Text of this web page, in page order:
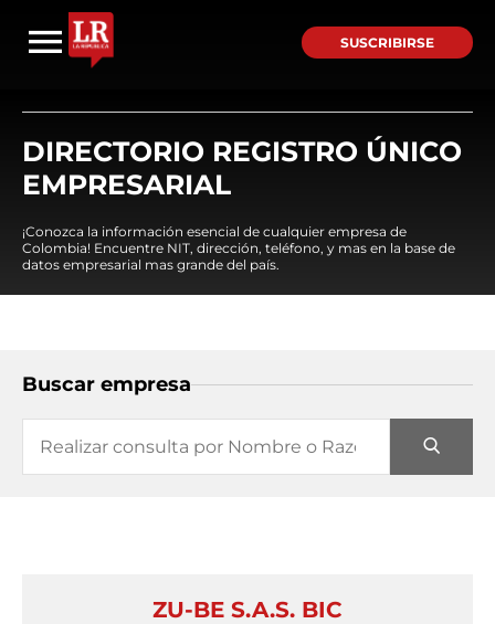
SUSCRIBIRSE
DIRECTORIO REGISTRO ÚNICO
EMPRESARIAL
¡Conozca la información esencial de cualquier empresa de
Colombia! Encuentre NIT, dirección, teléfono, y mas en la base de
datos empresarial mas grande del país.
Buscar empresa
ZU-BE S.A.S. BIC